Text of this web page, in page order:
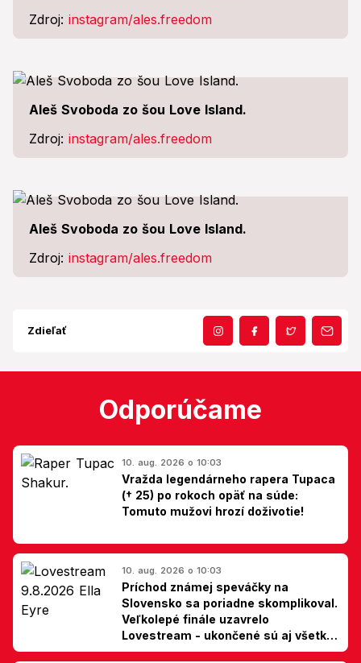
Zdroj: instagram/ales.freedom
Aleš Svoboda zo šou Love Island.
Zdroj: instagram/ales.freedom
Aleš Svoboda zo šou Love Island.
Zdroj: instagram/ales.freedom
Zdieľať
Odporúčame
10. aug. 2026 o 10:03
Vražda legendárneho rapera Tupaca
(† 25) po rokoch opäť na súde:
Tomuto mužovi hrozí doživotie!
10. aug. 2026 o 10:03
Príchod známej speváčky na
Slovensko sa poriadne skomplikoval.
Veľkolepé finále uzavrelo
Lovestream - ukončené sú aj všetky
špekulácie